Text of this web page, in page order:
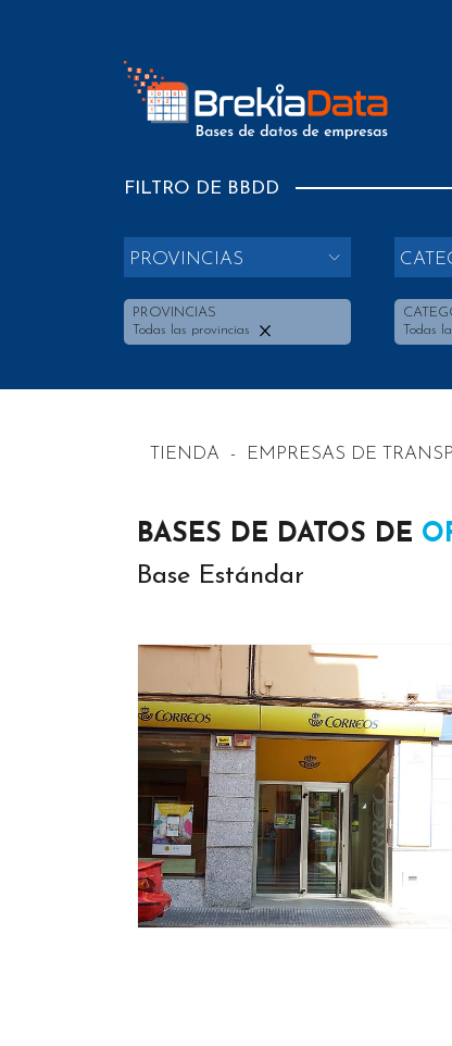
FILTRO DE BBDD
PROVINCIAS
PROVINCIAS
Todas las provincias
Todas
TIENDA - EMPRESAS DE
BASES DE DATOS DE
Base Estándar